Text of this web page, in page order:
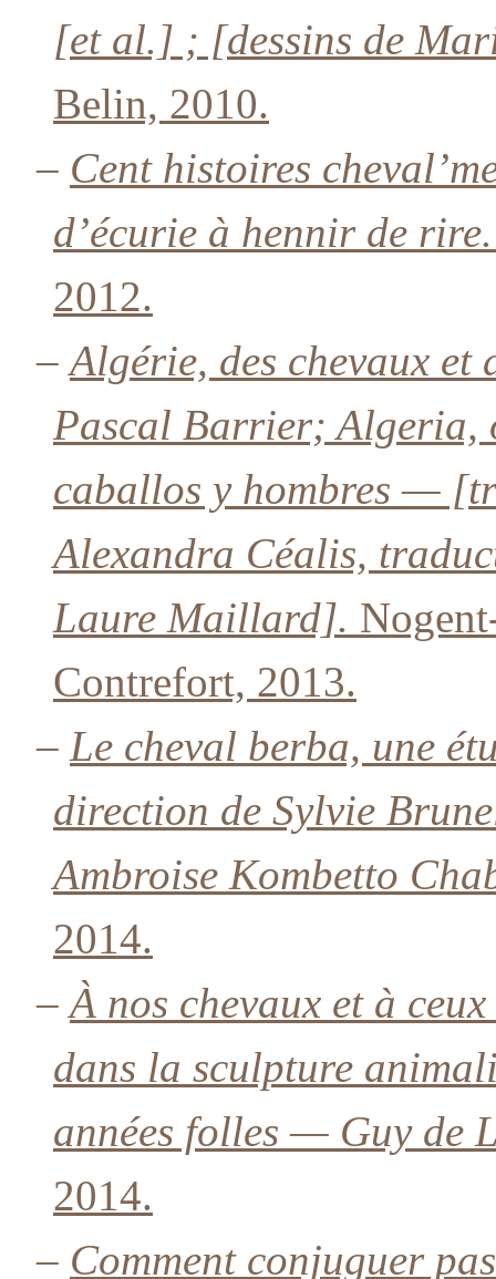
[et al.] ; [dessins de
Belin, 2010.
– Cent histoires
d’écurie à hennir de rire.
2012.
–Algérie, des chevaux
Pascal Barrier; Algeria,
caballos y hombres —
Alexandra Céalis,
Laure Maillard].
Contrefort, 2013.
– Le cheval berba, une
direction de Sylvie
Ambroise Kombetto
2014.
–À nos chevaux et à
dans la sculpture
années folles — Guy de
2014.
– Comment conjuguer